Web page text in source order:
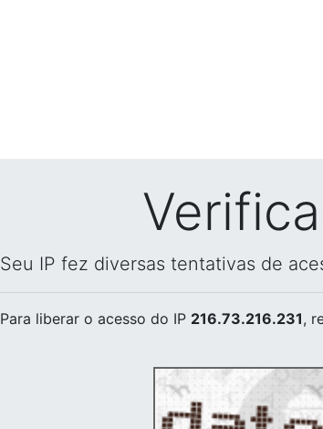
Seu IP fez diversas tentativas de
Para liberar o acesso do IP 216.73.216.231,